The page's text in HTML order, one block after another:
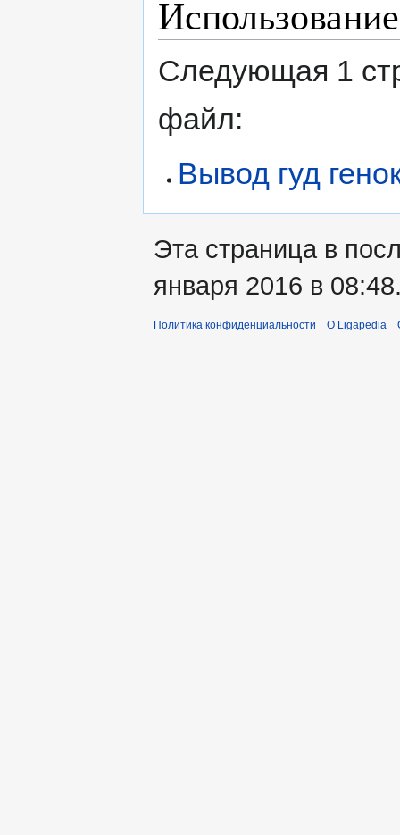
Следующая 1
файл:
Вывод гуд
Эта страница в
января 2016 в
Политика конфиденциальности О Ligapedia